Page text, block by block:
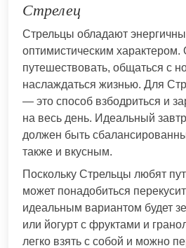
Стрелец
Стрельцы обладают
оптимистическим
путешествовать, общаться с
наслаждаться жизнью. Для
— это способ взбодриться и
на весь день. Идеальный
должен быть
также и вкусным.
Поскольку Стрельцы любят
может понадобиться
идеальным вариантом будет
или йогурт с фруктами и
легко взять с собой и можно